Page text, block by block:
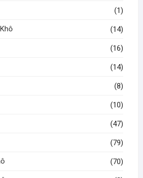
(1)
(14)
(16)
(14)
(8)
(10)
(47)
(79)
(70)